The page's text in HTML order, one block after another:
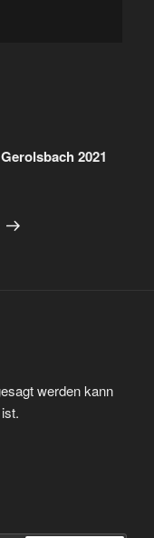
2021
werden kann